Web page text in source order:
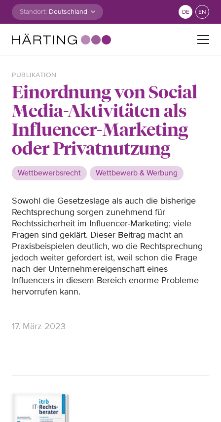
Zum Inhalt springen
Standort: DE EN
PUBLIKATION
Einordnung von Social
Media-Aktivitäten als
Influencer-Marketing
oder Privatnutzung
Wettbewerbsrecht Wettbewerb & Werbung
Sowohl die Gesetzeslage als auch die bisherige
Rechtsprechung sorgen zunehmend für
Rechtssicherheit im Influencer-Marketing; viele
Fragen sind geklärt. Dieser Beitrag macht an
Praxisbeispielen deutlich, wo die Rechtsprechung
jedoch weiter gefordert ist, weil schon die Frage
nach der Unternehmereigenschaft eines
Influencers in diesem Bereich enorme Probleme
hervorrufen kann.
17. März 2023